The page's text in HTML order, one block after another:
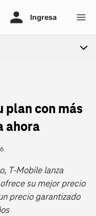
plan con más
ahora
T‑Mobile lanza
su mejor precio
precio garantizado